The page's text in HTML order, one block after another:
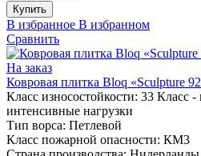
Купить
В избранное В избранном
Сравнить
На заказ
Ковровая плитка Bloq «Sculpture
Класс износостойкости: 33 Класс -
интенсивные нагрузки
Тип ворса: Петлевой
Класс пожарной опасности: КМ3